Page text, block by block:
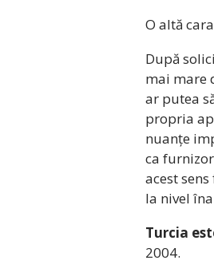
O altă
După
mai mare
ar putea
propria
nuanțe
ca
acest
la nivel
Turcia
2004.